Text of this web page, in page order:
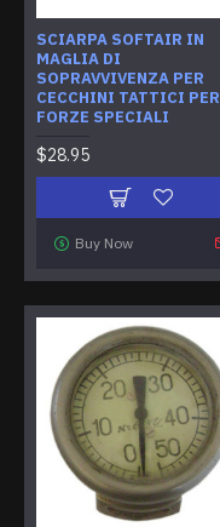
SCIARPA SOFTAIR IN
MAGLIA DI
SOPRAVVIVENZA PER
CECCHINI TATTICI PER
FORZE SPECIALI
$28.95
Buy Now